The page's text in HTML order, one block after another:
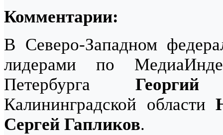
Комментарии:
В Северо-Западном
лидерами по
Петербурга Георгий
Калининградской области
Сергей Гапликов.